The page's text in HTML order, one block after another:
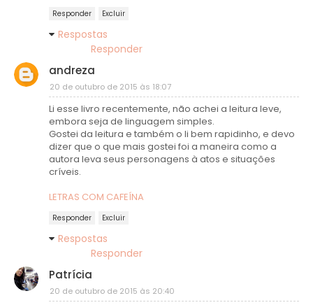
Responder Excluir
Respostas
Responder
andreza
20 de outubro de 2015 às 18:07
Li esse livro recentemente, não achei a leitura leve,
embora seja de linguagem simples.
Gostei da leitura e também o li bem rapidinho, e devo
dizer que o que mais gostei foi a maneira como a
autora leva seus personagens à atos e situações
críveis.
LETRAS COM CAFEÍNA
Responder Excluir
Respostas
Responder
Patrícia
20 de outubro de 2015 às 20:40